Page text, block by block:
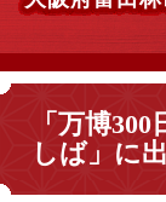
「万博
しば」に